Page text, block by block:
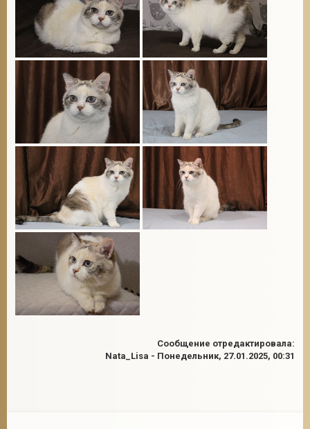
Сообщение отредактировала:
Nata_Lisa - Понедельник, 27.01.2025, 00:31